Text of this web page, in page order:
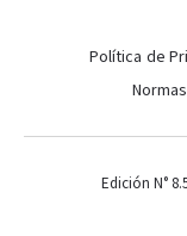
Política de
Edición N°